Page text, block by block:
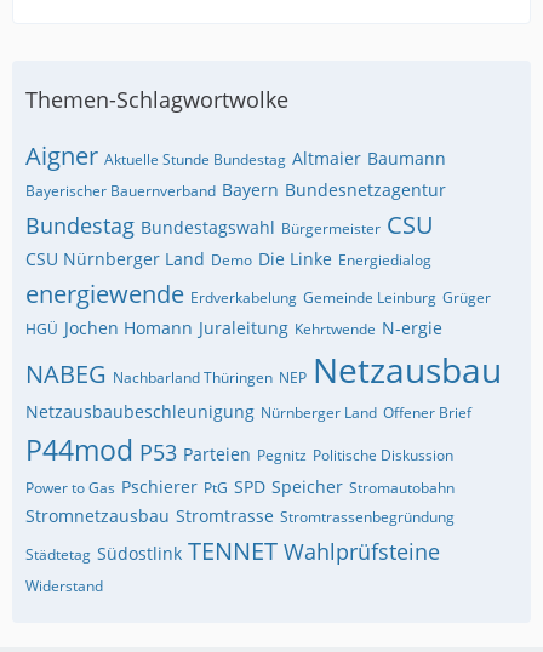
Themen-Schlagwortwolke
Aigner Aktuelle Stunde Bundestag Altmaier Baumann
Bayerischer Bauernverband Bayern Bundesnetzagentur
Bundestag Bundestagswahl Bürgermeister CSU
CSU Nürnberger Land Demo Die Linke Energiedialog
energiewende Erdverkabelung Gemeinde Leinburg Grüger
HGÜ Jochen Homann Juraleitung Kehrtwende N-ergie
NABEG Nachbarland Thüringen NEP Netzausbau
Netzausbaubeschleunigung Nürnberger Land Offener Brief
P44mod P53 Parteien Pegnitz Politische Diskussion
Power to Gas Pschierer PtG SPD Speicher Stromautobahn
Stromnetzausbau Stromtrasse Stromtrassenbegründung
Städtetag Südostlink TENNET Wahlprüfsteine
Widerstand